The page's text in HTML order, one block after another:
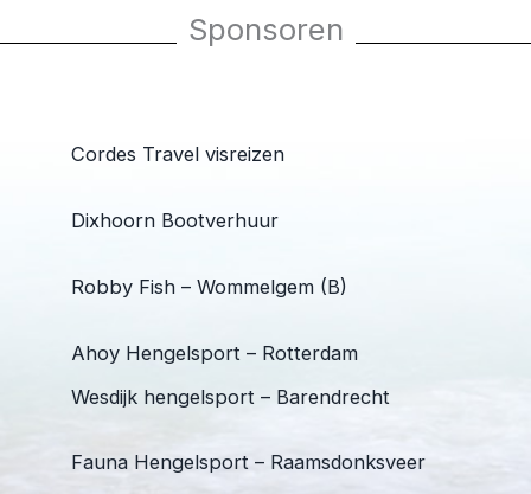
Sponsoren
Cordes Travel visreizen
Dixhoorn Bootverhuur
Robby Fish – Wommelgem (B)
Ahoy Hengelsport – Rotterdam
Wesdijk hengelsport – Barendrecht
Fauna Hengelsport – Raamsdonksveer